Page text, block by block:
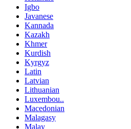
Igbo
Javanese
Kannada
Kazakh
Khmer
Kurdish
Kyrgyz
Latin
Latvian
Lithuanian
Luxembou..
Macedonian
Malagasy
Malay